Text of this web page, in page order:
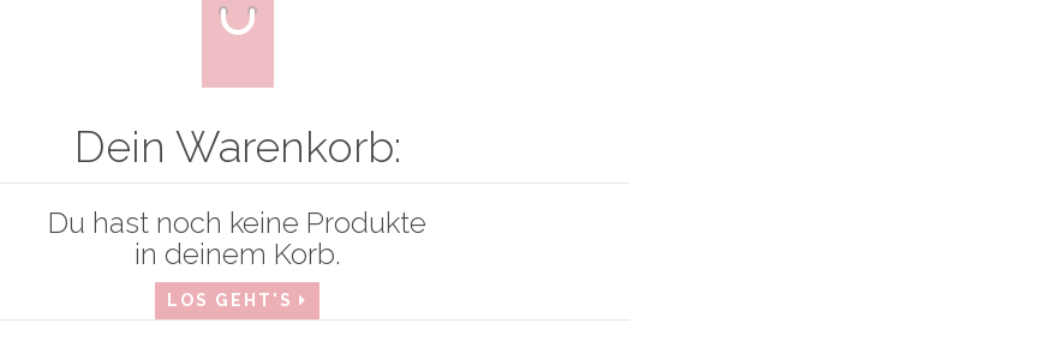
Dein Warenkorb:
Du hast noch keine Produkte
in deinem Korb.
LOS GEHT'S